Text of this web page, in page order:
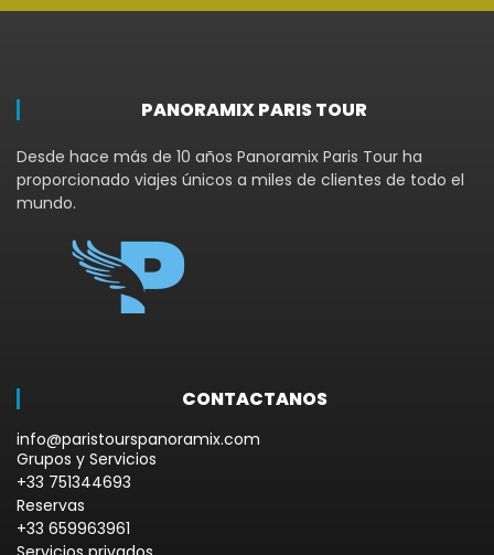
PANORAMIX PARIS TOUR
Desde hace más de 10 años Panoramix Paris Tour ha
proporcionado viajes únicos a miles de clientes de todo el
mundo.
CONTACTANOS
info@paristourspanoramix.com
Grupos y Servicios
+33 751344693
Reservas
+33 659963961